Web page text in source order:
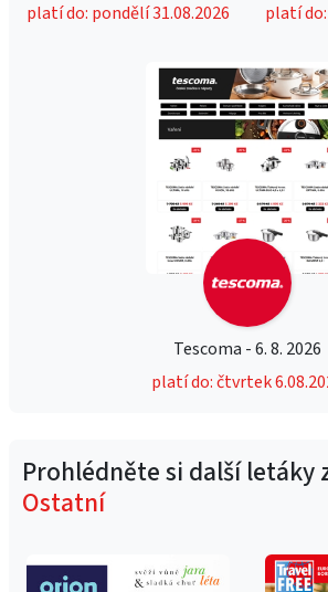
platí do: pondělí 31.08.2026
platí
Tescoma - 6. 8. 2026
platí do: čtvrtek
Prohlédněte si další letáky
Ostatní